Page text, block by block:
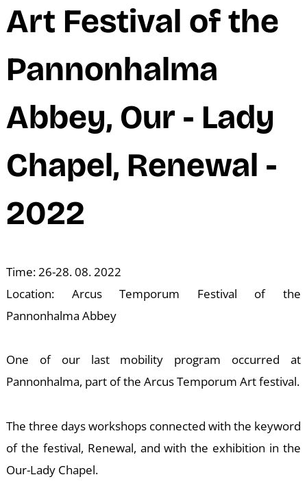
Art Festival of the
Pannonhalma
Abbey, Our - Lady
Chapel, Renewal -
2022
Time: 26-28. 08. 2022
Location: Arcus Temporum Festival of the
Pannonhalma Abbey
One of our last mobility program occurred at
Pannonhalma, part of the Arcus Temporum Art festival.
The three days workshops connected with the keyword
of the festival, Renewal, and with the exhibition in the
Our-Lady Chapel.